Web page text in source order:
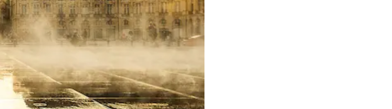
para cima e para baixo do teclado ou tocando e deslizando o dedo na tela.